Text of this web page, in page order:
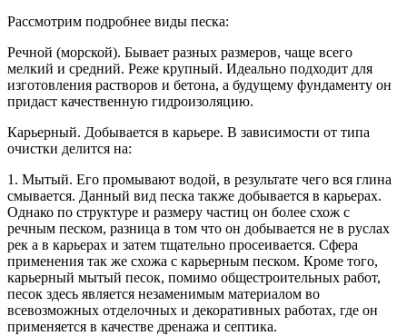
Рассмотрим подробнее виды песка:
Речной (морской). Бывает разных размеров, чаще всего
мелкий и средний. Реже крупный. Идеально подходит для
изготовления растворов и бетона, а будущему фундаменту он
придаст качественную гидроизоляцию.
Карьерный. Добывается в карьере. В зависимости от типа
очистки делится на:
1. Мытый. Его промывают водой, в результате чего вся глина
смывается. Данный вид песка также добывается в карьерах.
Однако по структуре и размеру частиц он более схож с
речным песком, разница в том что он добывается не в руслах
рек а в карьерах и затем тщательно просеивается. Сфера
применения так же схожа с карьерным песком. Кроме того,
карьерный мытый песок, помимо общестроительных работ,
песок здесь является незаменимым материалом во
всевозможных отделочных и декоративных работах, где он
применяется в качестве дренажа и септика.